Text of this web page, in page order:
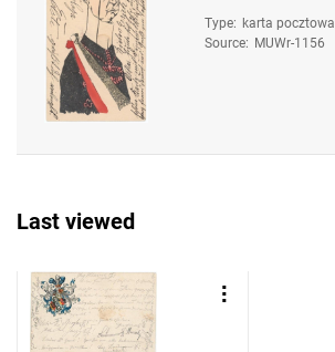
Type: karta pocztowa
Source: MUWr-1156
Last viewed